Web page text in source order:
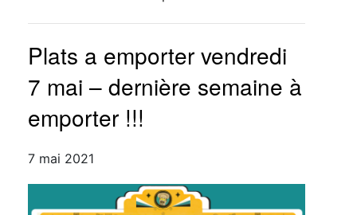
Plats a emporter vendredi
7 mai – dernière semaine à
emporter !!!
7 mai 2021